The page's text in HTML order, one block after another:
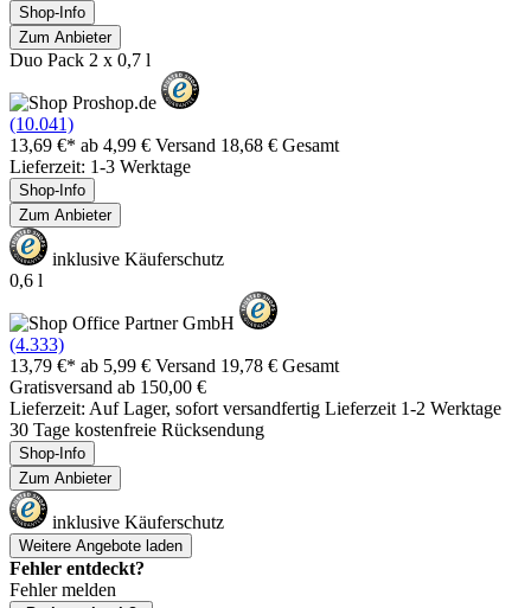
Shop-Info
Zum Anbieter
Duo Pack 2 x 0,7 l
(10.041)
13,69 €* ab 4,99 € Versand 18,68 € Gesamt
Lieferzeit: 1-3 Werktage
Shop-Info
Zum Anbieter
inklusive Käuferschutz
0,6 l
(4.333)
13,79 €* ab 5,99 € Versand 19,78 € Gesamt
Gratisversand ab 150,00 €
Lieferzeit: Auf Lager, sofort versandfertig Lieferzeit 1-2 Werktage
30 Tage kostenfreie Rücksendung
Shop-Info
Zum Anbieter
inklusive Käuferschutz
Weitere Angebote laden
Fehler entdeckt?
Fehler melden